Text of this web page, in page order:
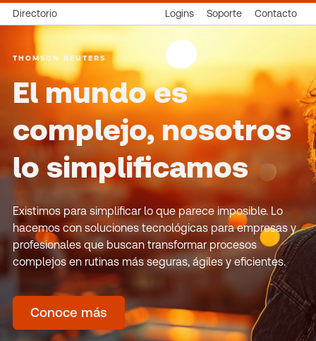
Directorio Logins Soporte Contacto
THOMSON REUTERS
El mundo es
complejo, nosotros
lo simplificamos
Existimos para simplificar lo que parece imposible. Lo
hacemos con soluciones tecnológicas para empresas y
profesionales que buscan transformar procesos
complejos en rutinas más seguras, ágiles y eficientes.
Conoce más